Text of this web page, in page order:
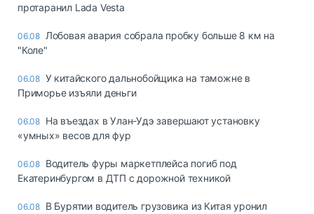
протаранил Lada Vesta
06.08 Лобовая авария собрала пробку больше 8 км на
"Коле"
06.08 У китайского дальнобойщика на таможне в
Приморье изъяли деньги
06.08 Ha въeздax в Улaн-Удэ зaвepшaют ycтaнoвкy
«yмныx» вecoв для фyp
06.08 Водитель фуры маркетплейса погиб под
Екатеринбургом в ДТП с дорожной техникой
06.08 В Бурятии водитель грузовика из Китая уронил